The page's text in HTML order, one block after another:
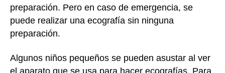
preparación. Pero en caso de emergencia, se
puede realizar una ecografía sin ninguna
preparación.
Algunos niños pequeños se pueden asustar al ver
el aparato que se usa para hacer ecografías. Para